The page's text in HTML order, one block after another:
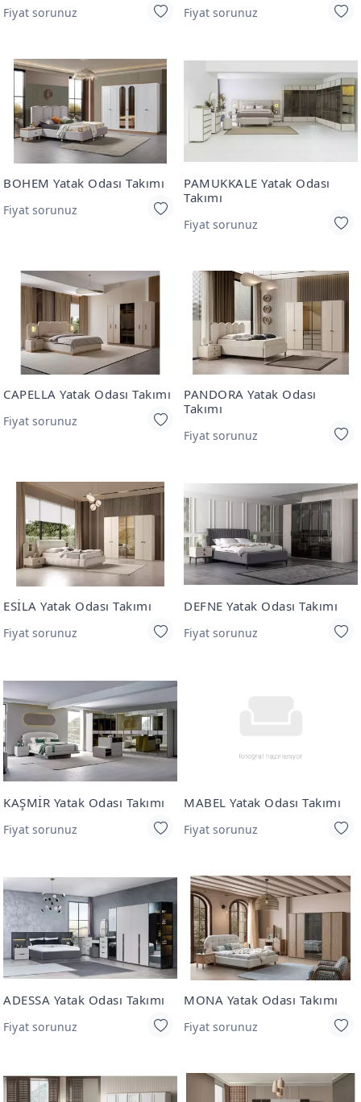
Fiyat sorunuz Fiyat sorunuz
BOHEM Yatak Odası Takımı
Fiyat sorunuz
PAMUKKALE Yatak Odası
Takımı
Fiyat sorunuz
CAPELLA Yatak Odası Takımı
Fiyat sorunuz
PANDORA Yatak Odası
Takımı
Fiyat sorunuz
ESİLA Yatak Odası Takımı
Fiyat sorunuz
DEFNE Yatak Odası Takımı
Fiyat sorunuz
KAŞMİR Yatak Odası Takımı
Fiyat sorunuz
MABEL Yatak Odası Takımı
Fiyat sorunuz
ADESSA Yatak Odası Takımı
Fiyat sorunuz
MONA Yatak Odası Takımı
Fiyat sorunuz